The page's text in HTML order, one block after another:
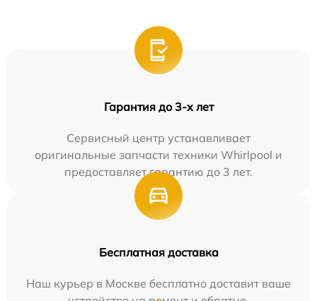
Гарантия до 3-х лет
Сервисный центр устанавливает
оригинальные запчасти техники Whirlpool и
предоставляет гарантию до 3 лет.
Бесплатная доставка
Наш курьер в Москве бесплатно доставит ваше